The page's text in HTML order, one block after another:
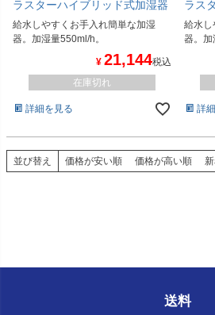
ラスターハイブリッド式加湿器
給水しやすくお手入れ簡単な加湿
器。加湿量550ml/h。
¥ 21,144税込
在庫切れ
詳細を見る
ラス
給水し
器。加
詳
並び替え 価格が安い順 価格が高い順
送料